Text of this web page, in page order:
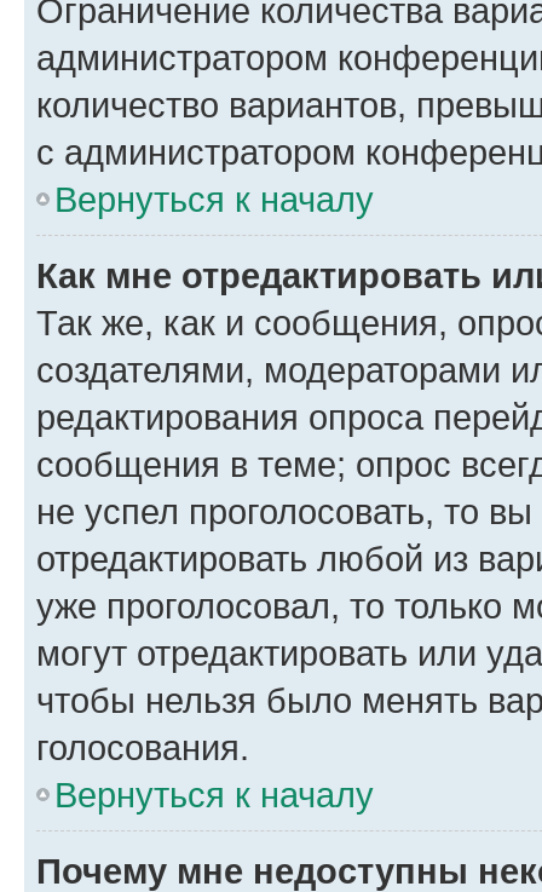
Ограничение количества
администратором
количество вариантов,
с администратором
Вернуться к началу
Как мне отредактировать
Так же, как и сообщения,
создателями, модераторами
редактирования опроса
сообщения в теме; опрос
не успел проголосовать, то
отредактировать любой из
уже проголосовал, то только
могут отредактировать или
чтобы нельзя было менять
голосования.
Вернуться к началу
Почему мне недоступны